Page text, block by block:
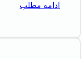
ادامه مطلب